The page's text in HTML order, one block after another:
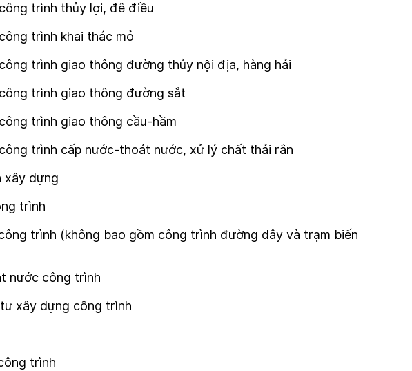
trình thủy lợi, đê điều
trình khai thác mỏ
trình giao thông đường thủy nội địa, hàng hải
trình giao thông đường sắt
trình giao thông cầu-hầm
trình cấp nước-thoát nước, xử lý chất thải rắn
xây dựng
trình
trình (không bao gồm công trình đường dây và trạm biến
nước công trình
xây dựng công trình
trình